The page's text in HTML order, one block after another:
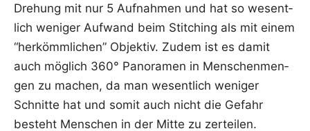
Dre­hung mit nur 5 Auf­nah­men und hat so wesent­
lich weni­ger Auf­wand beim Stit­ching als mit einem
“her­kömm­li­chen” Objek­tiv. Zudem ist es damit
auch mög­lich 360° Pan­ora­men in Men­schen­men­
gen zu machen, da man wesent­lich weni­ger
Schnit­te hat und somit auch nicht die Gefahr
besteht Men­schen in der Mit­te zu zerteilen.